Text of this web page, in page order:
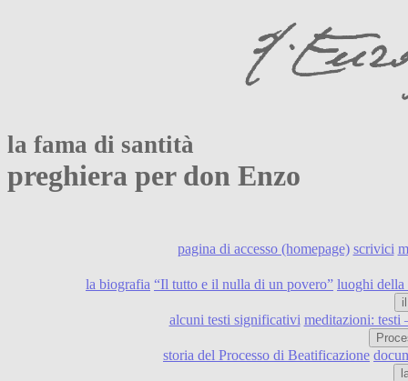
la fama di santità
preghiera per don Enzo
pagina di accesso (homepage) scrivici
la biografia “Il tutto e il nulla di un povero” luoghi della
alcuni testi significativi meditazioni: testi
storia del Processo di Beatificazione